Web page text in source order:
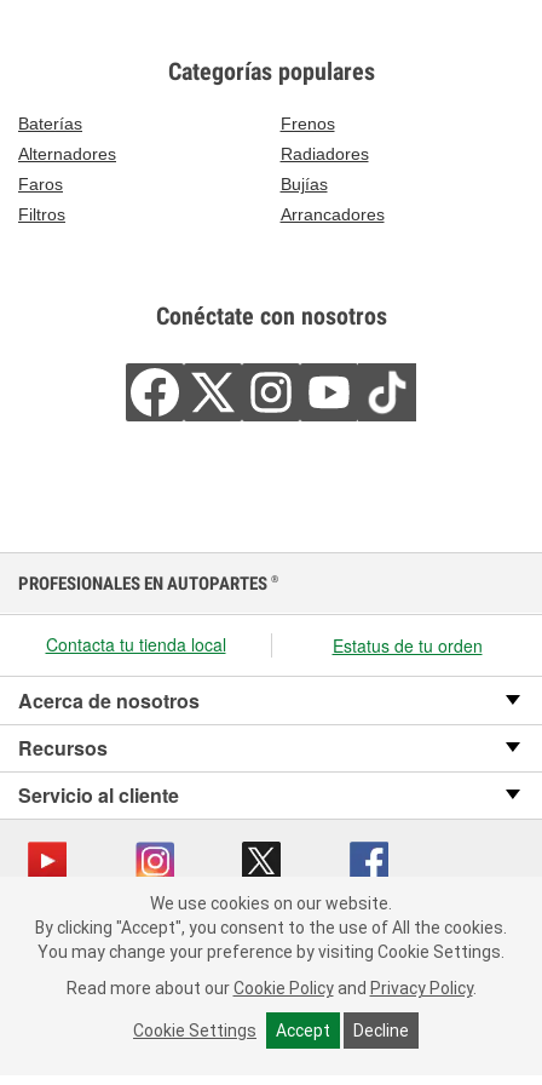
Categorías populares
Baterías
Frenos
Alternadores
Radiadores
Faros
Bujías
Filtros
Arrancadores
Conéctate con nosotros
We use cookies on our website. By clicking "Accept", you consent
to the use of All the cookies.
You may change your preference by visiting Cookie Settings.
Read more about our Cookie Policy and Privacy Policy.
Cookie Settings Accept Decline
PROFESIONALES EN AUTOPARTES ®
Contacta tu tienda local Estatus de tu orden
Acerca de nosotros
Recursos
Servicio al cliente
Copyright © 2008-2026 O’Reilly Auto Parts v OST_3.2.0.0.729 (3) cv1361
catalog_main
Política de privacidad
Ley de transparencia en las cadenas de suministro
We use cookies on our website.
By clicking "Accept", you consent to the use of All the cookies.
You may change your preference by visiting Cookie Settings.
Read more about our Cookie Policy and Privacy Policy.
Cookie Settings Accept Decline